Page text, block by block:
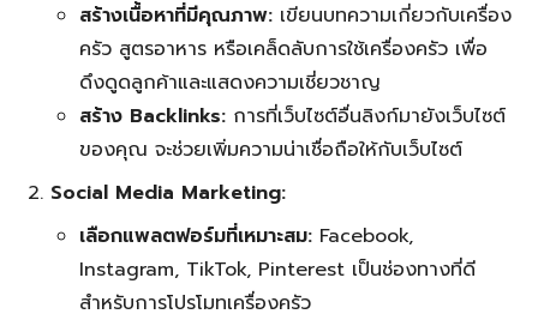
สร้างเนื้อหาที่มีคุณภาพ:เขียนบทความเกี่ยวกับเครื่อง
ครัว สูตรอาหาร หรือเคล็ดลับการใช้เครื่องครัว เพื่อ
ดึงดูดลูกค้าและแสดงความเชี่ยวชาญ
สร้าง Backlinks:การที่เว็บไซต์อื่นลิงก์มายังเว็บไซต์
ของคุณ จะช่วยเพิ่มความน่าเชื่อถือให้กับเว็บไซต์
Social Media Marketing:
เลือกแพลตฟอร์มที่เหมาะสม:Facebook,
Instagram, TikTok, Pinterest เป็นช่องทางที่ดี
สำหรับการโปรโมทเครื่องครัว